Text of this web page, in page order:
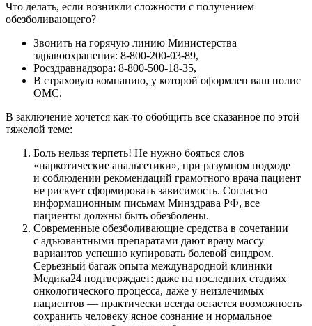
Что делать, если возникли сложности с получением
обезболивающего?
Звонить на горячую линию Министерства
здравоохранения: 8-800-200-03-89,
Росздравнадзора: 8-800-500-18-35,
В страховую компанию, у которой оформлен ваш полис
ОМС.
В заключение хочется как-то обобщить все сказанное по этой
тяжелой теме:
Боль нельзя терпеть! Не нужно бояться слов
«наркотические анальгетики», при разумном подходе
и соблюдении рекомендаций грамотного врача пациент
не рискует сформировать зависимость. Согласно
информационным письмам Минздрава РФ, все
пациенты должны быть обезболены.
Современные обезболивающие средства в сочетании
с адъювантными препаратами дают врачу массу
вариантов успешно купировать болевой синдром.
Серьезный багаж опыта международной клиники
Медика24 подтверждает: даже на последних стадиях
онкологического процесса, даже у неизлечимых
пациентов — практически всегда остается возможность
сохранить человеку ясное сознание и нормальное